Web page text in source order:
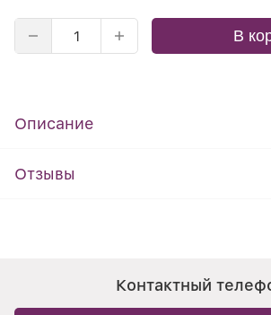
В
Описание
Отзывы
Контактный